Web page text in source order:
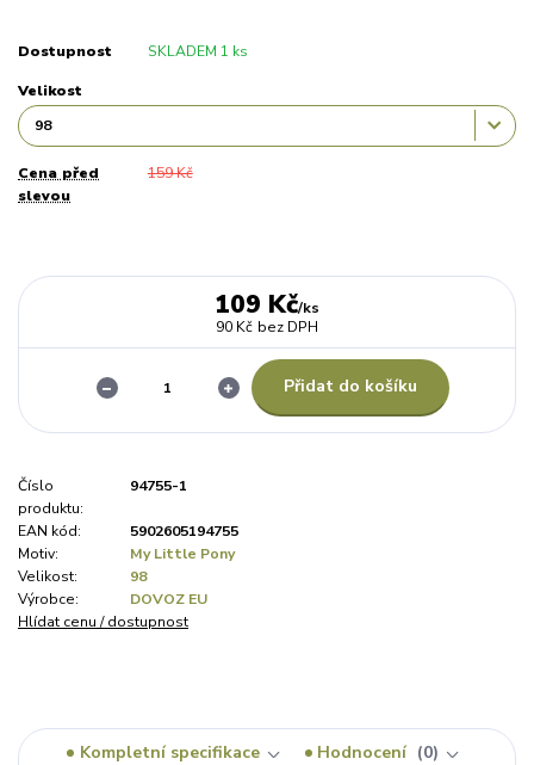
Dostupnost SKLADEM 1 ks
Velikost
Cena před
slevou
159 Kč
109 Kč/ks
90 Kč bez DPH
Přidat do košíku
Číslo
produktu:
94755-1
EAN kód:
5902605194755
Motiv:
My Little Pony
Velikost:
98
Výrobce:
DOVOZ EU
Hlídat cenu / dostupnost
Kompletní specifikace Hodnocení
0